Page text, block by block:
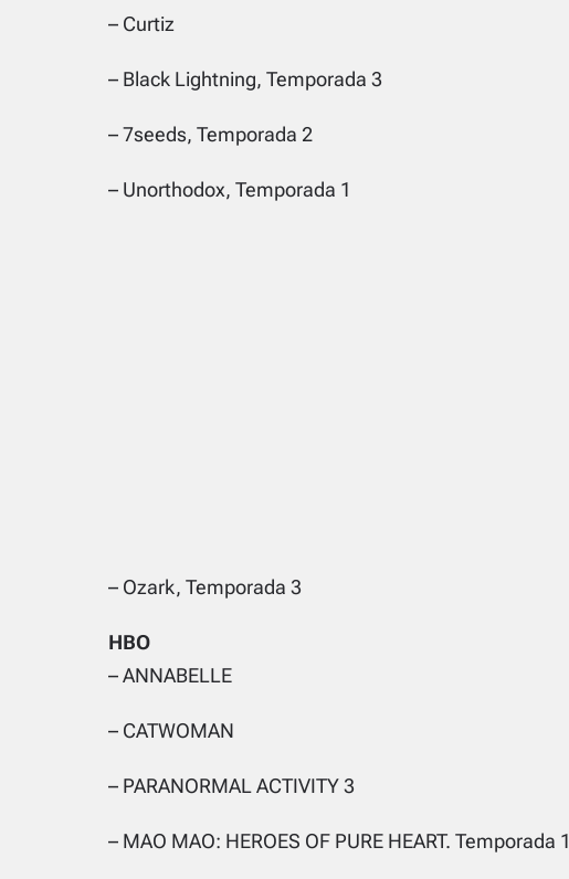
– Curtiz
– Black Lightning, Temporada 3
– 7seeds, Temporada 2
– Unorthodox, Temporada 1
– Ozark, Temporada 3
HBO
– ANNABELLE
– CATWOMAN
– PARANORMAL ACTIVITY 3
– MAO MAO: HEROES OF PURE HEART. Temporada 1